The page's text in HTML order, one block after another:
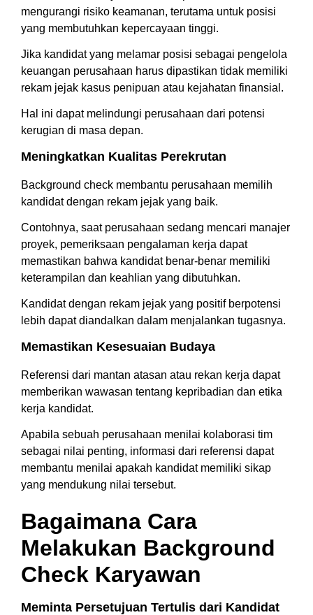
mengurangi risiko keamanan, terutama untuk posisi
yang membutuhkan kepercayaan tinggi.
Jika kandidat yang melamar posisi sebagai pengelola
keuangan perusahaan harus dipastikan tidak memiliki
rekam jejak kasus penipuan atau kejahatan finansial.
Hal ini dapat melindungi perusahaan dari potensi
kerugian di masa depan.
Meningkatkan Kualitas Perekrutan
Background check membantu perusahaan memilih
kandidat dengan rekam jejak yang baik.
Contohnya, saat perusahaan sedang mencari manajer
proyek, pemeriksaan pengalaman kerja dapat
memastikan bahwa kandidat benar-benar memiliki
keterampilan dan keahlian yang dibutuhkan.
Kandidat dengan rekam jejak yang positif berpotensi
lebih dapat diandalkan dalam menjalankan tugasnya.
Memastikan Kesesuaian Budaya
Referensi dari mantan atasan atau rekan kerja dapat
memberikan wawasan tentang kepribadian dan etika
kerja kandidat.
Apabila sebuah perusahaan menilai kolaborasi tim
sebagai nilai penting, informasi dari referensi dapat
membantu menilai apakah kandidat memiliki sikap
yang mendukung nilai tersebut.
Bagaimana Cara
Melakukan Background
Check Karyawan
Meminta Persetujuan Tertulis dari Kandidat